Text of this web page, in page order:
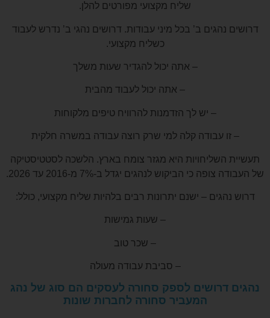
שליח מקצועי מפורטים להלן.
דרושים נהגים ב’ בכל מיני עבודות. דרושים נהגי ב’ נדרש לעבוד
כשליח מקצועי.
– אתה יכול להגדיר שעות משלך
– אתה יכול לעבוד מהבית
– יש לך הזדמנות להרוויח טיפים מלקוחות
– זו עבודה קלה למי שרק רוצה עבודה במשרה חלקית
תעשיית השליחויות היא מגזר צומח בארץ. הלשכה לסטטיסטיקה
של העבודה צופה כי הביקוש לנהגים יגדל ב-7% מ-2016 עד 2026.
דרוש נהגים – ישנם יתרונות רבים בלהיות שליח מקצועי, כולל:
– שעות גמישות
– שכר טוב
– סביבת עבודה מעולה
נהגים דרושים לספק סחורה לעסקים הם סוג של נהג
המעביר סחורה לחברות שונות